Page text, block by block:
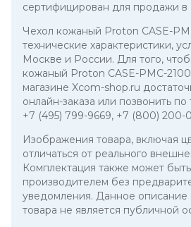
сертифицирован для продажи в
Чехол кожаный Proton CASE-
технические характеристики,
Москве и России. Для того,
кожаный Proton CASE-PMC-
магазине Xcom-shop.ru
онлайн-заказа или позвонить
+7 (495) 799-9669, +7 (800) 200-
Изображения товара, включая
отличаться от реального
Комплектация также может
производителем без
уведомления. Данное описание
товара не является публичной